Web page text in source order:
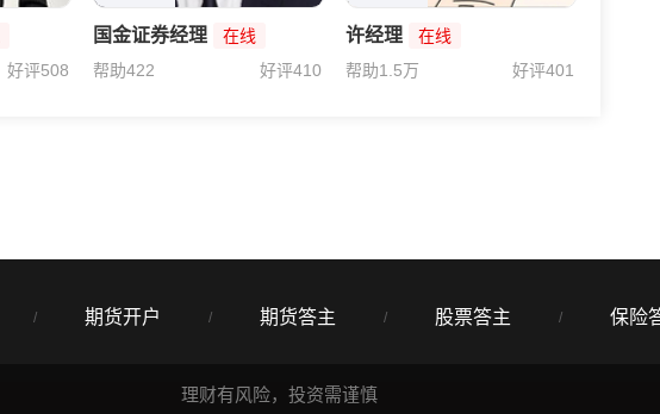
好评508
国金证券经理
在线
帮助422
好评410
许经理
在线
帮助1.5万
好评401
/ 期货开户 / 期货答主 / 股票答主 / 保险
理财有风险，投资需谨慎